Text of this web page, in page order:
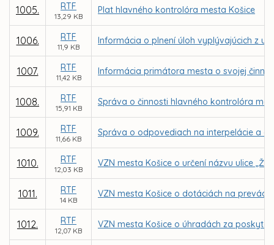
1005. RTF
13,29 KB
Plat hlavného kontrolóra mesta Košice
1006. RTF
11,9 KB
Informácia o plnení úloh vyplývajúcich z
1007. RTF
11,42 KB
Informácia primátora mesta o svojej
1008. RTF
15,91 KB
Správa o činnosti hlavného kontrolóra
1009. RTF
11,66 KB
Správa o odpovediach na interpelácie a
1010. RTF
12,03 KB
VZN mesta Košice o určení názvu ulice
1011. RTF
14 KB
VZN mesta Košice o dotáciách na
1012. RTF
12,07 KB
VZN mesta Košice o úhradách za